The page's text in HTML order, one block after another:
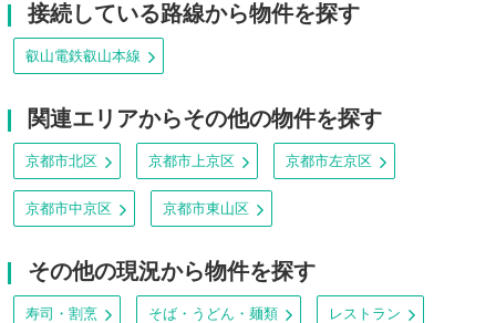
接続している路線から物件を探す
叡山電鉄叡山本線
関連エリアからその他の物件を探す
京都市北区 京都市上京区 京都市左京区
京都市中京区 京都市東山区
その他の現況から物件を探す
寿司・割烹 そば・うどん・麺類 レストラン